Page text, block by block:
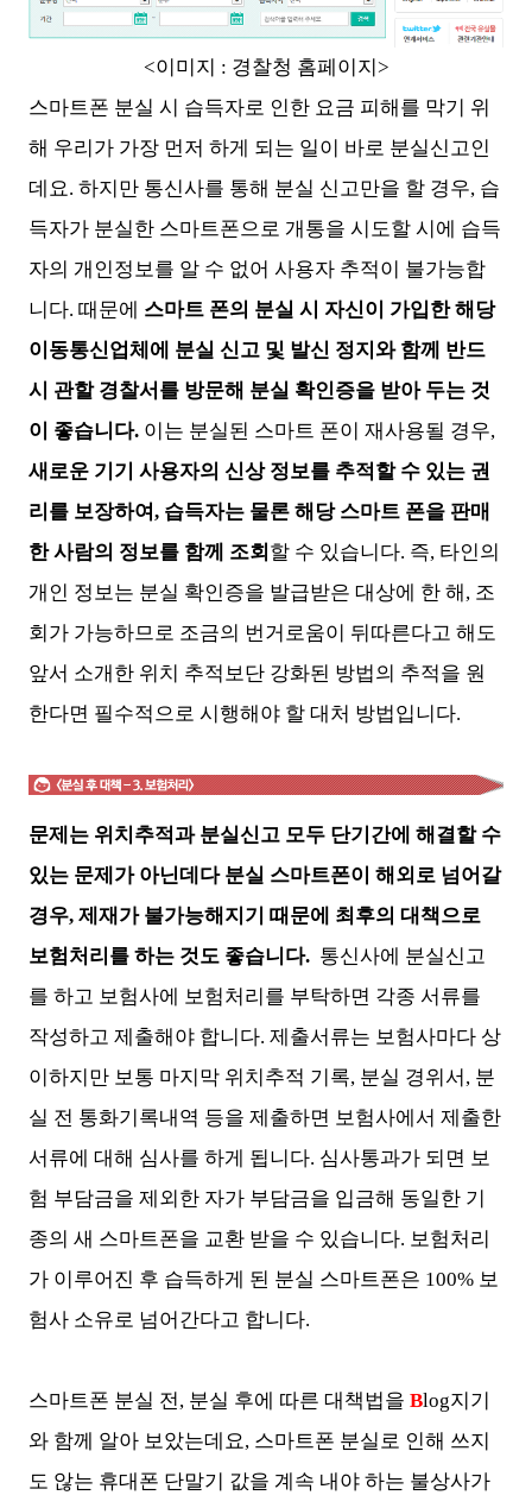
<이미지 : 경찰청 홈페이지>
스마트폰 분실 시 습득자로 인한 요금 피해를 막기 위
해 우리가 가장 먼저 하게 되는 일이 바로 분실신고인
데요. 하지만 통신사를 통해 분실 신고만을 할 경우, 습
득자가 분실한 스마트폰으로 개통을 시도할 시에 습득
자의 개인정보를 알 수 없어 사용자 추적이 불가능합
니다. 때문에 스마트 폰의 분실 시 자신이 가입한 해당
이동통신업체에 분실 신고 및 발신 정지와 함께 반드
시 관할 경찰서를 방문해 분실 확인증을 받아 두는 것
이 좋습니다. 이는 분실된 스마트 폰이 재사용될 경우,
새로운 기기 사용자의 신상 정보를 추적할 수 있는 권
리를 보장하여, 습득자는 물론 해당 스마트 폰을 판매
한 사람의 정보를 함께 조회 할 수 있습니다. 즉, 타인의
개인 정보는 분실 확인증을 발급받은 대상에 한 해, 조
회가 가능하므로 조금의 번거로움이 뒤따른다고 해도
앞서 소개한 위치 추적보단 강화된 방법의 추적을 원
한다면 필수적으로 시행해야 할 대처 방법입니다.
문제는 위치추적과 분실신고 모두 단기간에 해결할 수
있는 문제가 아닌데다 분실 스마트폰이 해외로 넘어갈
경우, 제재가 불가능해지기 때문에 최후의 대책으로
보험처리를 하는 것도 좋습니다. 통신사에 분실신고
를 하고 보험사에 보험처리를 부탁하면 각종 서류를
작성하고 제출해야 합니다. 제출서류는 보험사마다 상
이하지만 보통 마지막 위치추적 기록, 분실 경위서, 분
실 전 통화기록내역 등을 제출하면 보험사에서 제출한
서류에 대해 심사를 하게 됩니다. 심사통과가 되면 보
험 부담금을 제외한 자가 부담금을 입금해 동일한 기
종의 새 스마트폰을 교환 받을 수 있습니다. 보험처리
가 이루어진 후 습득하게 된 분실 스마트폰은 100% 보
험사 소유로 넘어간다고 합니다.
스마트폰 분실 전, 분실 후에 따른 대책법을 Blog지기
와 함께 알아 보았는데요, 스마트폰 분실로 인해 쓰지
도 않는 휴대폰 단말기 값을 계속 내야 하는 불상사가